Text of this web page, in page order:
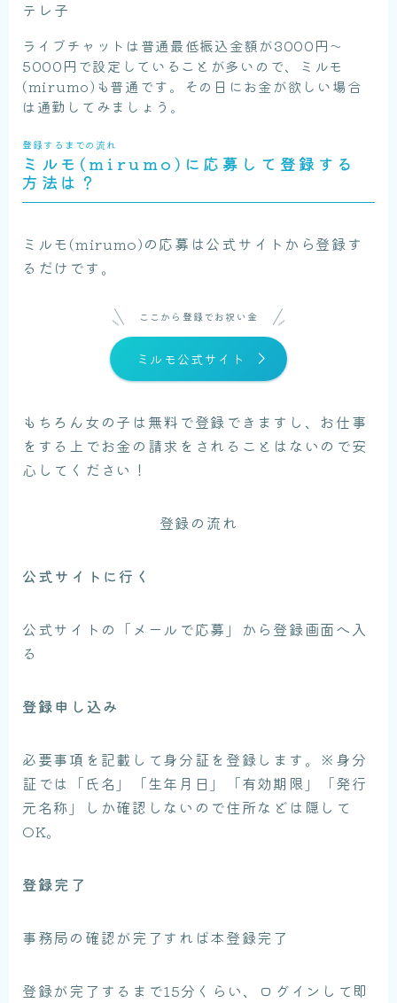
テレ子
ライブチャットは普通最低振込金額が3000円〜
5000円で設定していることが多いので、ミルモ
(mirumo)も普通です。その日にお金が欲しい場合
は通勤してみましょう。
登録するまでの流れ
ミルモ(mirumo)に応募して登録する
方法は？
ミルモ(mirumo)の応募は公式サイトから登録す
るだけです。
ここから登録でお祝い金
ミルモ公式サイト
もちろん女の子は無料で登録できますし、お仕事
をする上でお金の請求をされることはないので安
心してください！
登録の流れ
公式サイトに行く
公式サイトの「メールで応募」から登録画面へ入
る
登録申し込み
必要事項を記載して身分証を登録します。※身分
証では「氏名」「生年月日」「有効期限」「発行
元名称」しか確認しないので住所などは隠して
OK。
登録完了
事務局の確認が完了すれば本登録完了
登録が完了するまで15分くらい、ログインして即